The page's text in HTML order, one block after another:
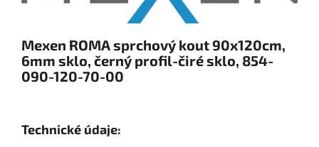
Mexen ROMA sprchový kout 90x120cm,
6mm sklo, černý profil-čiré sklo, 854-
090-120-70-00
Technické údaje: